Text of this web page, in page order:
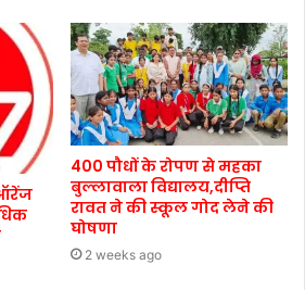
400 पौधों के रोपण से महका
बुल्लावाला विद्यालय,दीप्ति
रावत ने की स्कूल गोद लेने की
घोषणा
2 weeks ago